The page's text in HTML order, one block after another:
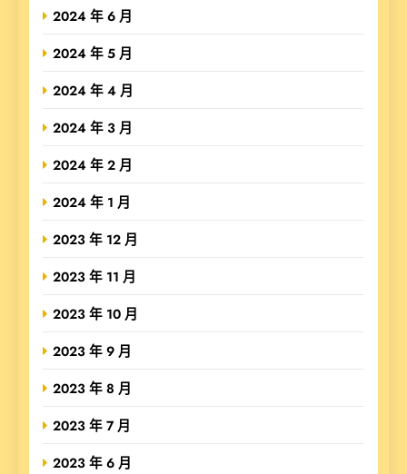
2024 年 6 月
2024 年 5 月
2024 年 4 月
2024 年 3 月
2024 年 2 月
2024 年 1 月
2023 年 12 月
2023 年 11 月
2023 年 10 月
2023 年 9 月
2023 年 8 月
2023 年 7 月
2023 年 6 月